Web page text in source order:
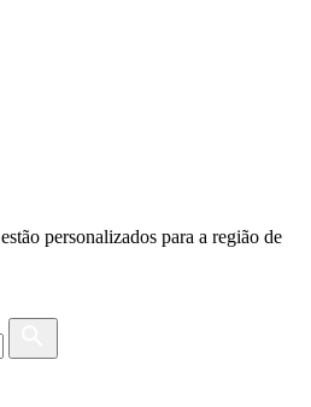
estão personalizados para a região de